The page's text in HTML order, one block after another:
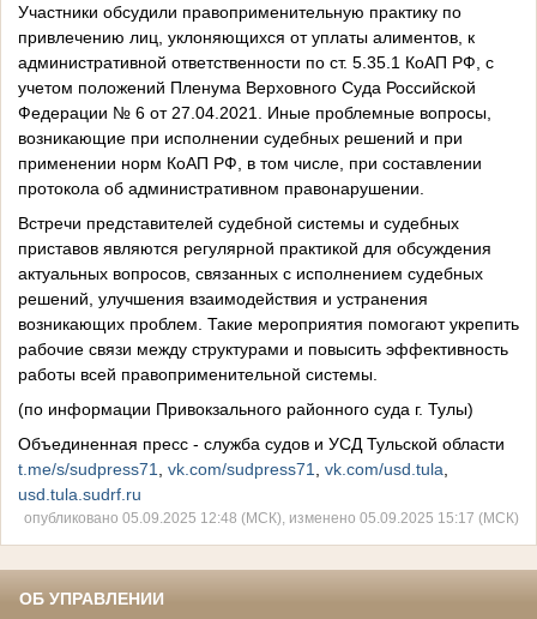
Участники обсудили правоприменительную практику по
привлечению лиц, уклоняющихся от уплаты алиментов, к
административной ответственности по ст. 5.35.1 КоАП РФ, с
учетом положений Пленума Верховного Суда Российской
Федерации № 6 от 27.04.2021. Иные проблемные вопросы,
возникающие при исполнении судебных решений и при
применении норм КоАП РФ, в том числе, при составлении
протокола об административном правонарушении.
Встречи представителей судебной системы и судебных
приставов являются регулярной практикой для обсуждения
актуальных вопросов, связанных с исполнением судебных
решений, улучшения взаимодействия и устранения
возникающих проблем. Такие мероприятия помогают укрепить
рабочие связи между структурами и повысить эффективность
работы всей правоприменительной системы.
(по информации Привокзального районного суда г. Тулы)
Объединенная пресс - служба судов и УСД Тульской области
t.me/s/sudpress71
vk.com/sudpress71 vk.com/usd.tula
usd.tula.sudrf.ru
опубликовано 05.09.2025 12:48 (МСК), изменено 05.09.2025 15:17 (МСК)
ОБ УПРАВЛЕНИИ